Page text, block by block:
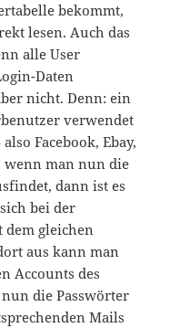
bekommt,
lesen. Auch das
alle User
Daten
nicht. Denn: ein
verwendet
Facebook, Ebay,
wenn man nun die
dann ist es
bei der
dem gleichen
aus kann man
Accounts des
die Passwörter
Mails